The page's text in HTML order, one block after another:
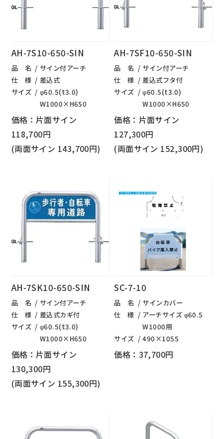
AH-7S10-650-SIN
品 名
サイン付アーチ
仕 様
差込式
サイズ
φ60.5(t3.0)
W1000×H650
価格：片面サイン
118,700円
(両面サイン 143,700円)
AH-7SF10-650-SIN
品 名
サイン付アーチ
仕 様
差込式フタ付
サイズ
φ60.5(t3.0)
W1000×H650
価格：片面サイン
127,300円
(両面サイン 152,300円)
AH-7SK10-650-SIN
品 名
サイン付アーチ
仕 様
差込式カギ付
サイズ
φ60.5(t3.0)
W1000×H650
価格：片面サイン
130,300円
(両面サイン 155,300円)
SC-7-10
品 名
サインカバー
仕 様
アーチサイズ φ60.5
W1000用
サイズ
490×1055
価格：37,700円